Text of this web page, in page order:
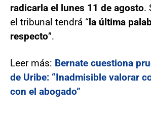
radicarla el lunes 11 de agosto.
el tribunal tendrá “la última
respecto”.
Leer más: Bernate cuestiona
de Uribe: “Inadmisible valorar
con el abogado”